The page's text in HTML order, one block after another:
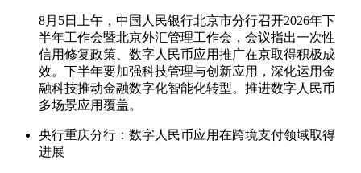
8月5日上午，中国人民银行北京市分行召开2026年下
半年工作会暨北京外汇管理工作会，会议指出一次性
信用修复政策、数字人民币应用推广在京取得积极成
效。下半年要加强科技管理与创新应用，深化运用金
融科技推动金融数字化智能化转型。推进数字人民币
多场景应用覆盖。
央行重庆分行：数字人民币应用在跨境支付领域取得
进展